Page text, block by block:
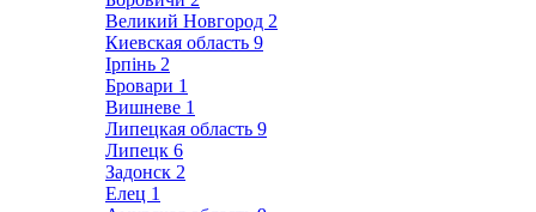
Великий Новгород 2
Киевская область 9
Ірпінь 2
Бровари 1
Вишневе 1
Липецкая область 9
Липецк 6
Задонск 2
Елец 1